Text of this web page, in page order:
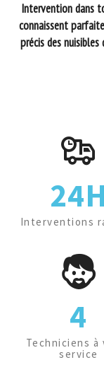
Intervention dans
connaissent
précis des
24H
Interventions
4
Techniciens à
service